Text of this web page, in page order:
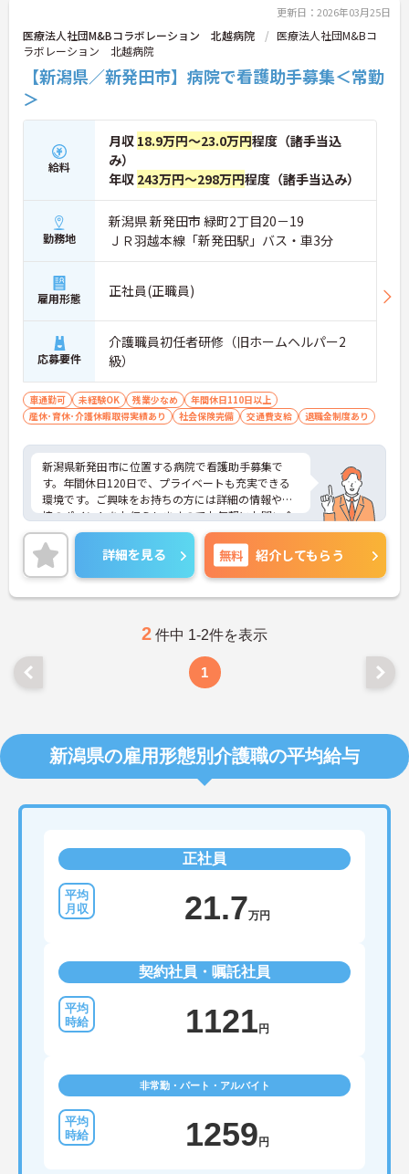
更新日：2026年03月25日
医療法人社団M&Bコラボレーション 北越病院
医療法人社団M&Bコ
ラボレーション 北越病院
【新潟県／新発田市】病院で看護助手募集＜常勤
＞
給料
月収 18.9万円～23.0万円程度（諸手当込
み）
年収 243万円～298万円程度（諸手当込み）
勤務地
新潟県 新発田市 緑町2丁目20－19
ＪＲ羽越本線「新発田駅」バス・車3分
雇用形態 正社員(正職員)
応募要件
介護職員初任者研修（旧ホームヘルパー2
級）
車通勤可 未経験OK 残業少なめ
年間休日110日以上
産休･育休･介護休暇取得実績あり
社会保険完備 交通費支給 退職金制度あり
新潟県新発田市に位置する病院で看護助手募集で
す。年間休日120日で、プライベートも充実できる
環境です。ご興味をお持ちの方には詳細の情報や面
接のポイントをお伝えしますのでお気軽にお問い合
わせくださいませ。
詳細を見る 無料 紹介してもらう
2 件中 1-2件を表示
1
新潟県の雇用形態別介護職の平均給与
正社員
21.7万円
契約社員・嘱託社員
1121 円
非常勤・パート・アルバイト
1259 円